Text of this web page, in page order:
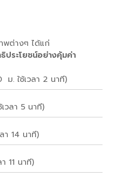
พต่างๆ ได้แก่
ประโยชน์อย่างคุ้มค่า
ม. ใช้เวลา 2 นาที)
วลา 5 นาที)
า 14 นาที)
11 นาที)